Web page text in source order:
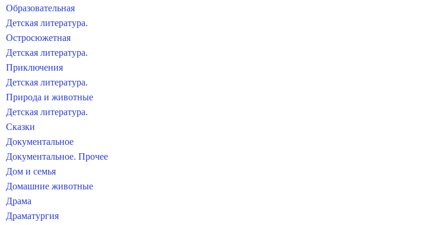
Образовательная
Детская литература.
Остросюжетная
Детская литература.
Приключения
Детская литература.
Природа и животные
Детская литература.
Сказки
Документальное
Документальное. Прочее
Дом и семья
Домашние животные
Драма
Драматургия